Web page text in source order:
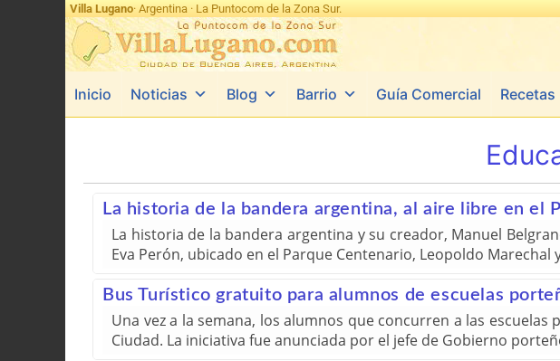
Villa Lugano· Argentina · La Puntocom de la Zona Sur.
Inicio Noticias Blog Barrio Guía Comercial Recetas
La historia de la bandera argentina, al aire libre en el
La historia de la bandera argentina y su creador, Manuel
Eva Perón, ubicado en el Parque Centenario, Leopoldo
Bus Turístico gratuito para alumnos de escuelas
Una vez a la semana, los alumnos que concurren a las
Ciudad. La iniciativa fue anunciada por el jefe de Gobierno